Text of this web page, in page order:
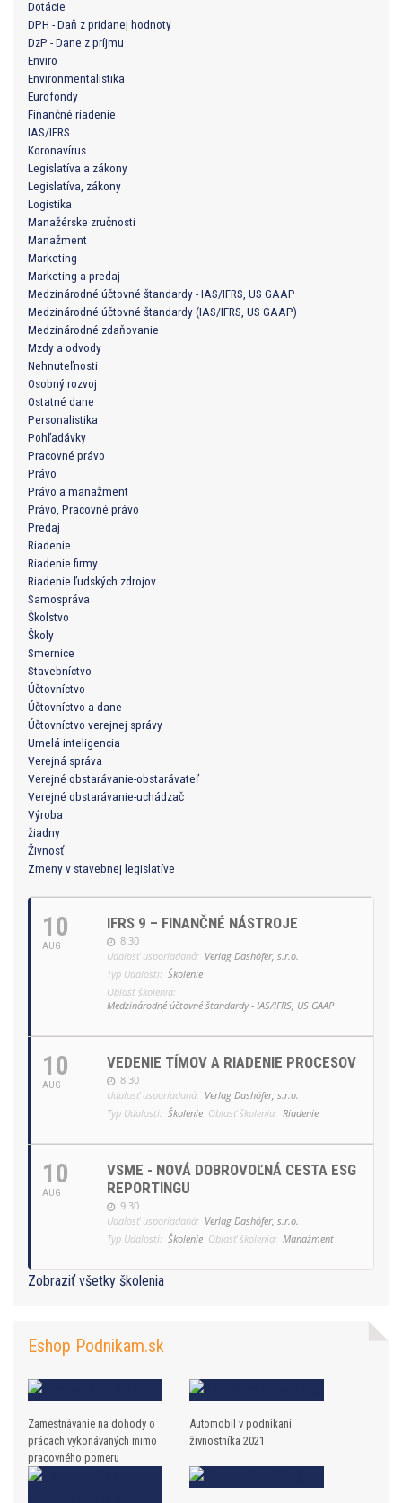
Dotácie
DPH - Daň z pridanej hodnoty
DzP - Dane z príjmu
Enviro
Environmentalistika
Eurofondy
Finančné riadenie
IAS/IFRS
Koronavírus
Legislatíva a zákony
Legislatíva, zákony
Logistika
Manažérske zručnosti
Manažment
Marketing
Marketing a predaj
Medzinárodné účtovné štandardy - IAS/IFRS, US GAAP
Medzinárodné účtovné štandardy (IAS/IFRS, US GAAP)
Medzinárodné zdaňovanie
Mzdy a odvody
Nehnuteľnosti
Osobný rozvoj
Ostatné dane
Personalistika
Pohľadávky
Pracovné právo
Právo
Právo a manažment
Právo, Pracovné právo
Predaj
Riadenie
Riadenie firmy
Riadenie ľudských zdrojov
Samospráva
Školstvo
Školy
Smernice
Stavebníctvo
Účtovníctvo
Účtovníctvo a dane
Účtovníctvo verejnej správy
Umelá inteligencia
Verejná správa
Verejné obstarávanie-obstarávateľ
Verejné obstarávanie-uchádzač
Výroba
žiadny
Živnosť
Zmeny v stavebnej legislatíve
10
AUG
IFRS 9 – FINANČNÉ NÁSTROJE
8:30
Udalosť usporiadaná: Verlag Dashöfer, s.r.o.
Typ Udalosti: Školenie
Oblasť školenia:
Medzinárodné účtovné štandardy - IAS/IFRS, US GAAP
10
AUG
VEDENIE TÍMOV A RIADENIE PROCESOV
8:30
Udalosť usporiadaná: Verlag Dashöfer, s.r.o.
Typ Udalosti: Školenie Oblasť školenia: Riadenie
10
AUG
VSME - NOVÁ DOBROVOĽNÁ CESTA ESG
REPORTINGU
9:30
Udalosť usporiadaná: Verlag Dashöfer, s.r.o.
Typ Udalosti: Školenie Oblasť školenia: Manažment
Zobraziť všetky školenia
Eshop Podnikam.sk
Zamestnávanie na dohody o
prácach vykonávaných mimo
pracovného pomeru
Automobil v podnikaní
živnostníka 2021